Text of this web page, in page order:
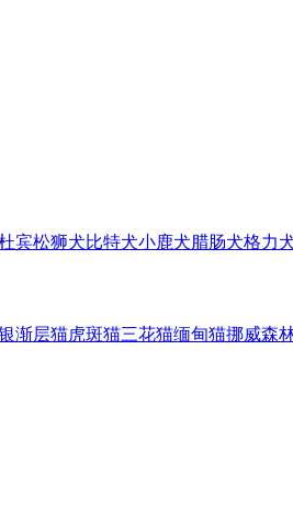
宾松狮犬比特犬小鹿犬腊肠犬格力
渐层猫虎斑猫三花猫缅甸猫挪威森